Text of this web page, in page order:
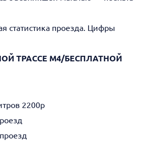
статистика проезда. Цифры
ТРАССЕ М4/БЕСПЛАТНОЙ
2200р